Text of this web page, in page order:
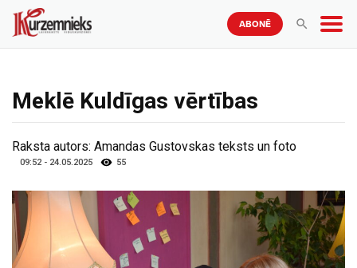
ABONĒ
Meklē Kuldīgas vērtības
Raksta autors: Amandas Gustovskas teksts un foto
09:52 - 24.05.2025 55